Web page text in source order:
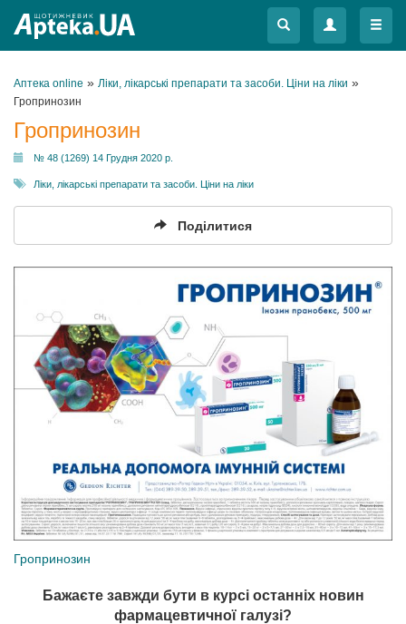
Меню
Меню
Аптека online » Ліки, лікарські препарати та засоби. Ціни на ліки »
Гропринозин
Гропринозин
№ 48 (1269) 14 Грудня 2020 р.
Ліки, лікарські препарати та засоби. Ціни на ліки
Поділитися
Гропринозин
Бажаєте завжди бути в курсі останніх новин
фармацевтичної галузі?